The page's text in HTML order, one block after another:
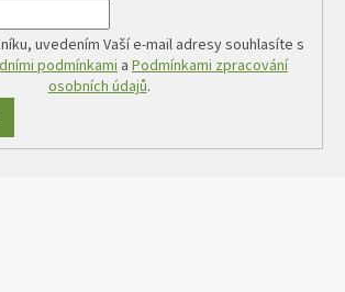
uvedením Vaší e-mail adresy souhlasíte s
podmínkami a Podmínkami zpracování
osobních údajů.